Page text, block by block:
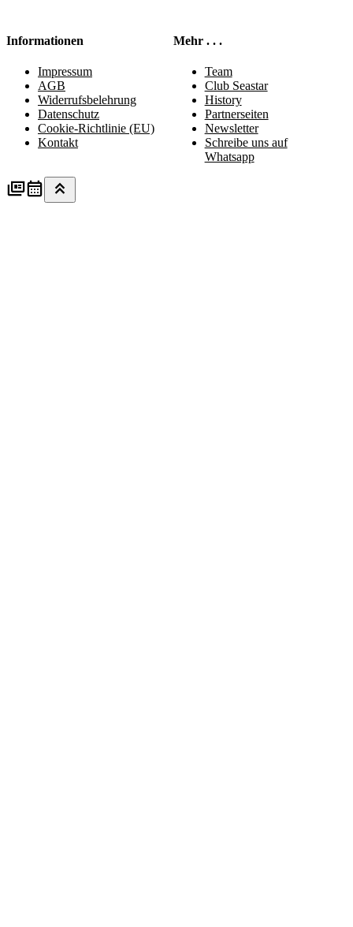
Informationen
Impressum
AGB
Widerrufsbelehrung
Datenschutz
Cookie-Richtlinie (EU)
Kontakt
Mehr . . .
Team
Club Seastar
History
Partnerseiten
Newsletter
Schreibe uns auf
Whatsapp